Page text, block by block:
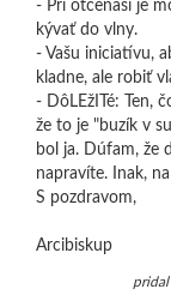
- Pri otčenáši je
kývať do vlny.
- Vašu iniciatívu,
kladne, ale robiť
- DôLEžITé: Ten,
že to je "buzík v
bol ja. Dúfam, že
napravíte. Inak,
S pozdravom,
Arcibiskup
pridal